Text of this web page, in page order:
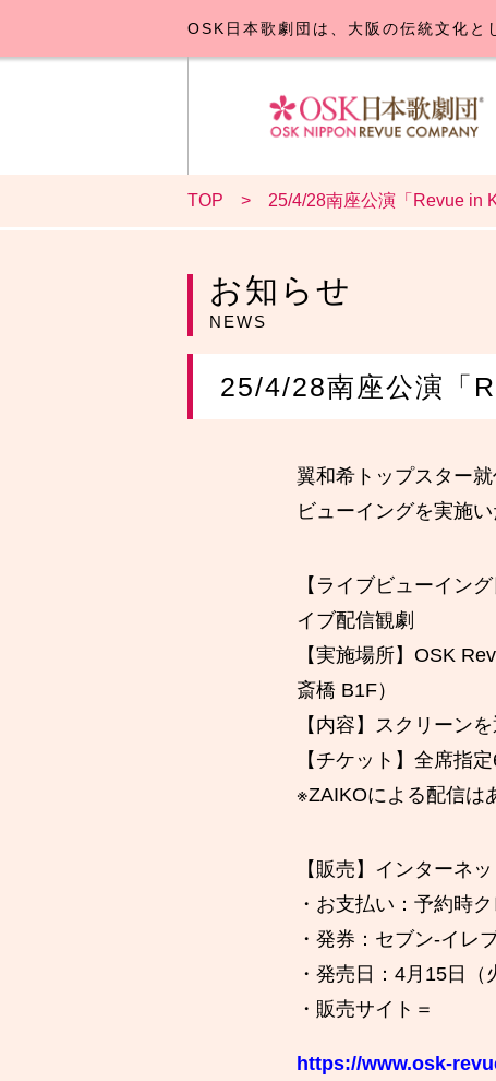
OSK日本歌劇団は、大阪の伝統文化
公演･イ
お知
OSK日本歌
TOP 25/4/28南座公演「Revue in
お知らせ
NEWS
25/4/28南座公演「
翼和希トップスター
ビューイングを実施い
【ライブビューイン
イブ配信観劇
【実施場所】OSK
斎橋 B1F）
【内容】スクリーン
【チケット】全席指
※ZAIKOによる配信は
【販売】インターネ
・お支払い：予約時
・発券：セブン‐イレ
・発売日：4月15日（
・販売サイト＝
https://www.osk-